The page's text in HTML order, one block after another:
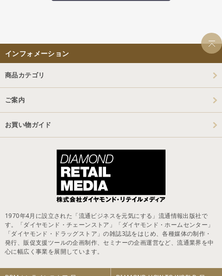
インフォメーション
商品カテゴリ
ご案内
お買い物ガイド
1970年4月に設立された「流通ビジネスを元気にする」流通情報出版社で
す。「ダイヤモンド・チェーンストア」「ダイヤモンド・ホームセンター」
「ダイヤモンド・ドラッグストア」の雑誌3誌をはじめ、各種媒体の制作・
発行、販促支援ツールの企画制作、セミナーの企画運営など、流通業界を中
心に幅広く事業を展開しています。